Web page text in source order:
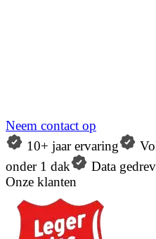
Neem contact op
10+ jaar ervaring
onder 1 dak
Data
Onze klanten